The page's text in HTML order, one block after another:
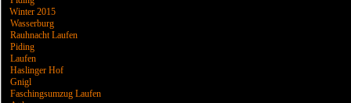
Winter 2015
Wasserburg
Rauhnacht Laufen
Piding
Laufen
Haslinger Hof
Gnigl
Faschingsumzug Laufen